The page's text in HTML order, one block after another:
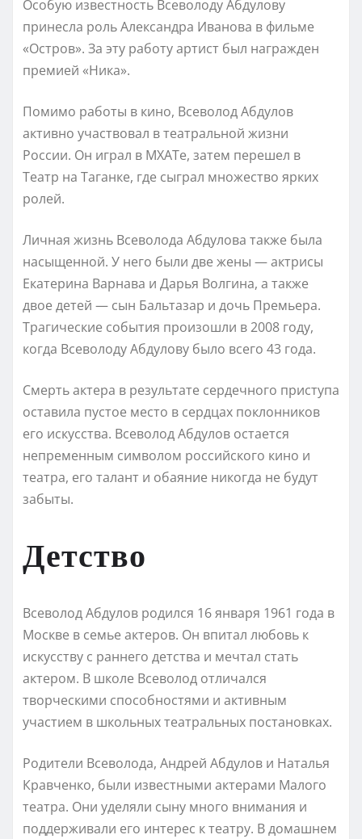
Особую известность Всеволоду Абдулову
принесла роль Александра Иванова в фильме
«Остров». За эту работу артист был награжден
премией «Ника».
Помимо работы в кино, Всеволод Абдулов
активно участвовал в театральной жизни
России. Он играл в МХАТе, затем перешел в
Театр на Таганке, где сыграл множество ярких
ролей.
Личная жизнь Всеволода Абдулова также была
насыщенной. У него были две жены — актрисы
Екатерина Варнава и Дарья Волгина, а также
двое детей — сын Бальтазар и дочь Премьера.
Трагические события произошли в 2008 году,
когда Всеволоду Абдулову было всего 43 года.
Смерть актера в результате сердечного приступа
оставила пустое место в сердцах поклонников
его искусства. Всеволод Абдулов остается
непременным символом российского кино и
театра, его талант и обаяние никогда не будут
забыты.
Детство
Всеволод Абдулов родился 16 января 1961 года в
Москве в семье актеров. Он впитал любовь к
искусству с раннего детства и мечтал стать
актером. В школе Всеволод отличался
творческими способностями и активным
участием в школьных театральных постановках.
Родители Всеволода, Андрей Абдулов и Наталья
Кравченко, были известными актерами Малого
театра. Они уделяли сыну много внимания и
поддерживали его интерес к театру. В домашнем